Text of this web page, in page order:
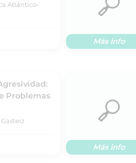
Atlántico-
Más info
Problemas
Más info